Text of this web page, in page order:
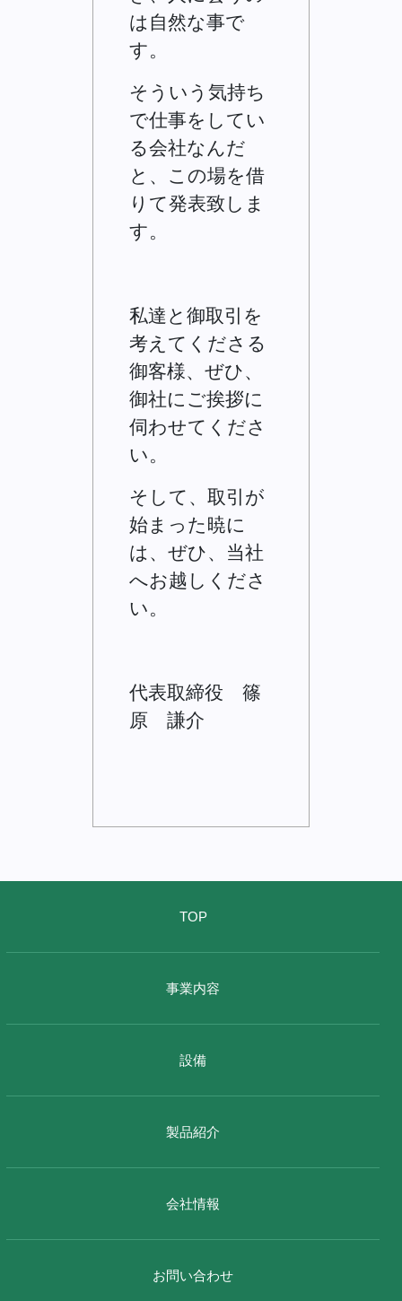
は自然な事で
す。
そういう気持ち
で仕事をしてい
る会社なんだ
と、この場を借
りて発表致しま
す。
私達と御取引を
考えてくださる
御客様、ぜひ、
御社にご挨拶に
伺わせてくださ
い。
そして、取引が
始まった暁に
は、ぜひ、当社
へお越しくださ
い。
代表取締役 篠
原 謙介
TOP
事業内容
設備
製品紹介
会社情報
お問い合わせ